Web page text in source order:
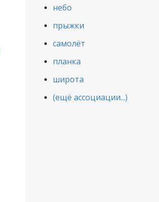
небо
прыжки
самолёт
планка
широта
(ещё ассоциации...)